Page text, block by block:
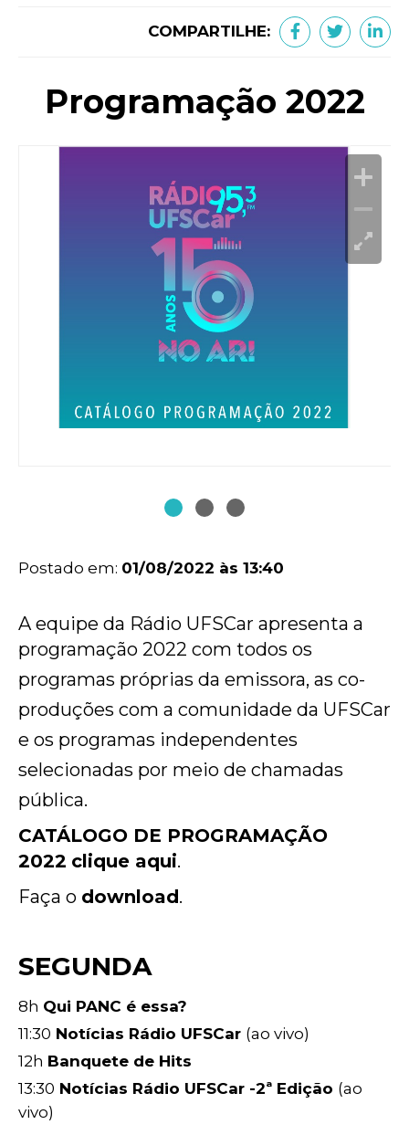
COMPARTILHE:
Programação 2022
Postado em: 01/08/2022 às 13:40
A equipe da Rádio UFSCar apresenta a
programação 2022 com todos os
programas próprias da emissora, as co-
produções com a comunidade da UFSCar
e os programas independentes
selecionadas por meio de chamadas
pública.
CATÁLOGO DE PROGRAMAÇÃO
2022 clique aqui.
Faça o download.
SEGUNDA
8h Qui PANC é essa?
11:30 Notícias Rádio UFSCar (ao vivo)
12h Banquete de Hits
13:30 Notícias Rádio UFSCar -2ª Edição (ao
vivo)